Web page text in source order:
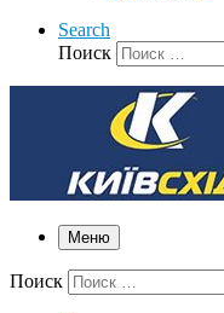
Search
Поиск
Меню
Поиск